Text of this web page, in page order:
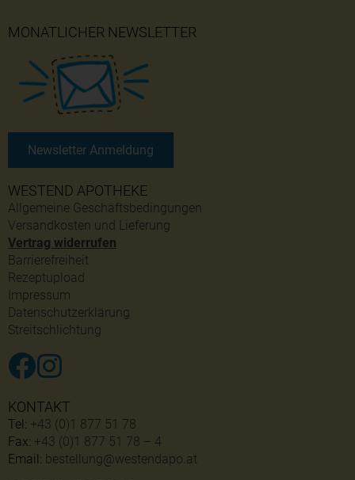
WESTEND APOTHEKE
Allgemeine Geschäftsbedingungen
Versandkosten und Lieferung
Vertrag widerrufen
Barrierefreiheit
Rezeptupload
Impressum
Datenschutzerklärung
Streitschlichtung
MONATLICHER NEWSLETTER
Newsletter Anmeldung
KONTAKT
Tel: +43 (0)1 877 51 78
Fax: +43 (0)1 877 51 78 – 4
Email: bestellung@westendapo.at